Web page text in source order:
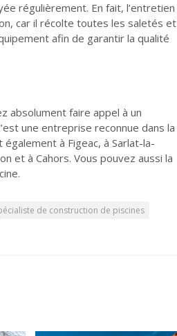
régulièrement. En fait, l’entretien
car il récolte toutes les saletés et
afin de garantir la qualité
absolument faire appel à un
une entreprise reconnue dans la
à Figeac, à Sarlat-la-
et à Cahors. Vous pouvez aussi la
de construction de piscines